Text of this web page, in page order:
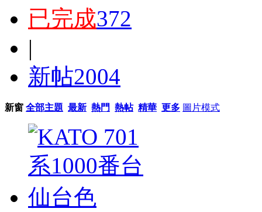
已完成372
|
新帖2004
新窗 全部主題 最新 熱門 熱帖 精華 更多 圖片模式